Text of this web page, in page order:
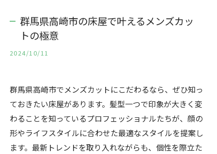
群馬県高崎市の床屋で叶えるメンズカッ
トの極意
2024/10/11
群馬県高崎市でメンズカットにこだわるなら、ぜひ知っ
ておきたい床屋があります。髪型一つで印象が大きく変
わることを知っているプロフェッショナルたちが、顔の
形やライフスタイルに合わせた最適なスタイルを提案し
ます。最新トレンドを取り入れながらも、個性を際立た